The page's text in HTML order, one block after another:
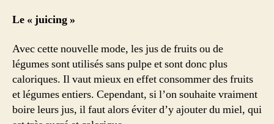
Le « juicing »
Avec cette nouvelle mode, les jus de fruits ou de
légumes sont utilisés sans pulpe et sont donc plus
caloriques. Il vaut mieux en effet consommer des fruits
et légumes entiers. Cependant, si l’on souhaite vraiment
boire leurs jus, il faut alors éviter d’y ajouter du miel, qui